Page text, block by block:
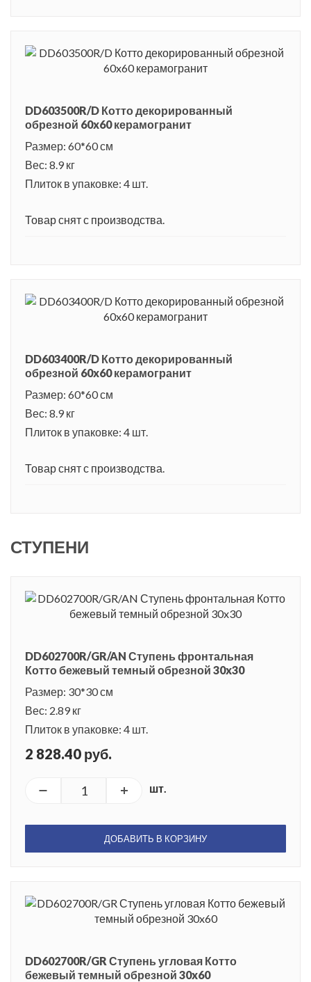
DD603500R/D Котто декорированный
обрезной 60x60 керамогранит
Размер: 60*60 см
Вес: 8.9 кг
Плиток в упаковке: 4 шт.
Товар снят с производства.
DD603400R/D Котто декорированный
обрезной 60x60 керамогранит
Размер: 60*60 см
Вес: 8.9 кг
Плиток в упаковке: 4 шт.
Товар снят с производства.
СТУПЕНИ
DD602700R/GR/AN Ступень фронтальная
Котто бежевый темный обрезной 30x30
Размер: 30*30 см
Вес: 2.89 кг
Плиток в упаковке: 4 шт.
2 828.40 руб.
шт.
ДОБАВИТЬ В КОРЗИНУ
DD602700R/GR Ступень угловая Котто
бежевый темный обрезной 30x60